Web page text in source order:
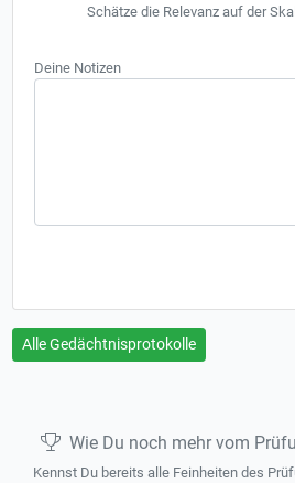
Schätze die Relevanz auf der
Deine Notizen
Alle Gedächtnisprotokolle
Wie Du noch mehr vom
Kennst Du bereits alle Feinheiten des